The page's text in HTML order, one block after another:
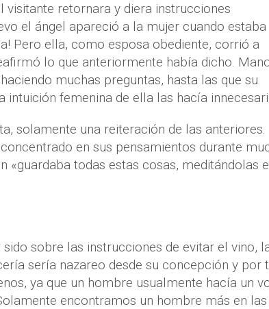
retornara y diera instrucciones
el ángel apareció a la mujer cuando estaba
Pero ella, como esposa obediente, corrió a
lo que anteriormente había dicho.
muchas preguntas, hasta las que su
femenina de ella las hacía
solamente una reiteración de las anteriores.
en sus pensamientos durante
todas estas cosas, meditándolas
sobre las instrucciones de evitar el vino,
sería nazareo desde su concepción y por
ya que un hombre usualmente hacía un
encontramos un hombre más en las